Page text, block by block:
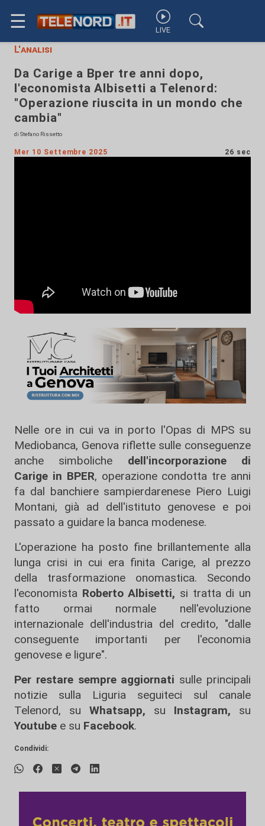
☰ LIVE
L'analisi
Da Carige a Bper tre anni dopo,
l'economista Albisetti a Telenord:
"Operazione riuscita in un mondo che
cambia"
di Stefano Rissetto
Mer 10 Settembre 2025 26 sec
Nelle ore in cui va in porto l'Opas di MPS su
Mediobanca, Genova riflette sulle conseguenze
anche simboliche dell'incorporazione di
Carige in BPER, operazione condotta tre anni
fa dal banchiere sampierdarenese Piero Luigi
Montani, già ad dell'istituto genovese e poi
passato a guidare la banca modenese.
L'operazione ha posto fine brillantemente alla
lunga crisi in cui era finita Carige, al prezzo
della trasformazione onomastica. Secondo
l'economista Roberto Albisetti, si tratta di un
fatto ormai normale nell'evoluzione
internazionale dell'industria del credito, "dalle
conseguente importanti per l'economia
genovese e ligure".
Per restare sempre aggiornati sulle principali
notizie sulla Liguria seguiteci sul canale
Telenord, su
Whatsapp, su Instagram, su
Youtube e su Facebook.
Condividi: